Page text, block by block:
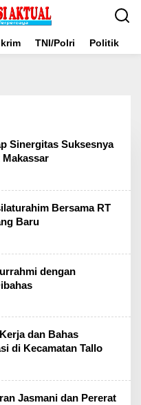
TNI/Polri Politik
Sinergitas Suksesnya
Bersama RT
Baru
dengan
dan Bahas
di Kecamatan Tallo
Jasmani dan Pererat